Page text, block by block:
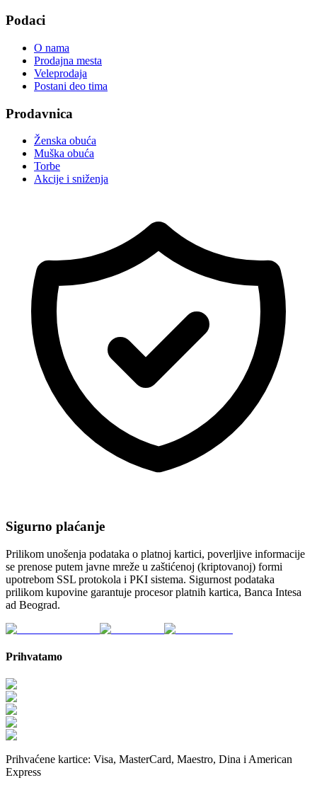
Podaci
O nama
Prodajna mesta
Veleprodaja
Postani deo tima
Prodavnica
Ženska obuća
Muška obuća
Torbe
Akcije i sniženja
Sigurno plaćanje
Prilikom unošenja podataka o platnoj kartici, poverljive informacije
se prenose putem javne mreže u zaštićenoj (kriptovanoj) formi
upotrebom SSL protokola i PKI sistema. Sigurnost podataka
prilikom kupovine garantuje procesor platnih kartica, Banca Intesa
ad Beograd.
Prihvatamo
Prihvaćene kartice: Visa, MasterCard, Maestro, Dina i American
Express